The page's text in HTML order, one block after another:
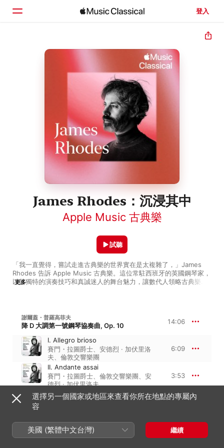
登入
首頁
James Rhodes：沉浸其中
Apple Music 古典樂
「我一直覺得，嘗試走進古典樂的世界實在是太複雜了，」James
Rhodes 告訴 Apple Music 古典樂。這位常駐西班牙的英國鋼琴家，
以其獨特的演奏技巧和真誠迷人的舞台魅力，讓數代人領略古典樂的
Rhodes 的解方並不僅僅是推薦普通的經典，而是精選出真正打動他
時的曲目單，裡面不只有令人驚嘆的必聽之作，還有能改變人生的樂
曲，而且每首都由我心目中最合適的音樂家演奏。」
從普羅高菲夫的《第一號鋼琴協奏曲》開始，由 Andrei Gavrilov 演
繹，Rhodes 形容此版本「能量澎湃，直擊人心，令人難以忘懷」。
接著是 Glenn Gould 演奏巴哈的《鍵盤協奏曲》——「別跟我說有更
好的版本」，還有貝多芬的傑作，由傳奇大提琴家 Mischa Maisky 與
鋼琴家 Martha Argerich 共同詮釋。
七號交響曲》第一樂章，可謂整張曲單的心靈高峰。「這可能會成為
你人生的分水嶺，」Rhodes 表示：「安靜坐下，關掉手機，給自己
更多
試聽
謝爾蓋・普羅高菲夫
降 D 大調第一號鋼琴協奏曲, Op. 10 14:06
I. Allegro brioso
賽門・拉圖爵士、 安德烈 · 加伏里洛
夫、 倫敦交響樂團
6:09
II. Andante assai
賽門・拉圖爵士、 倫敦交響樂團、 安
德烈 · 加伏里洛夫
3:53
III. Allegro scherzando
4:03
路德維希・范・貝多芬
A 大調第三號大提琴奏鳴曲, Op. 69 8:22
選擇另一個國家或地區來查看你所在地點的專屬內
容
美國 (繁體中文台灣) 繼續